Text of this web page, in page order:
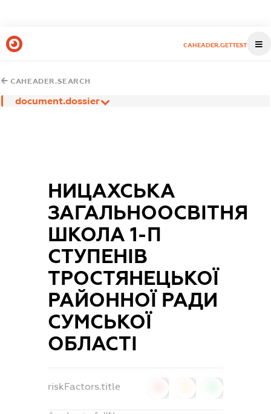
CAHEADER.GETTEST
CAHEADER.SEARCH
document.dossier
НИЦАХСЬКА
ЗАГАЛЬНООСВІТНЯ
ШКОЛА 1-П
СТУПЕНІВ
ТРОСТЯНЕЦЬКОЇ
РАЙОННОЇ РАДИ
СУМСЬКОЇ
ОБЛАСТІ
riskFactors.title